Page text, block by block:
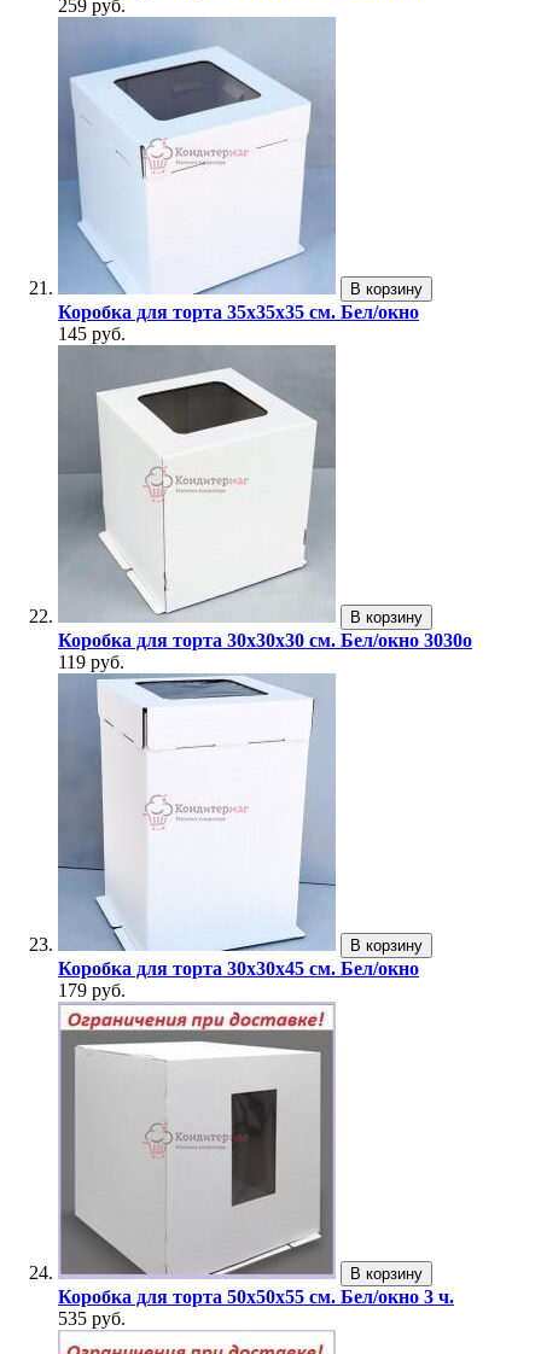
259 руб.
В корзину
Коробка для торта 35х35х35 см. Бел/окно
145 руб.
В корзину
Коробка для торта 30х30х30 см. Бел/окно 3030о
119 руб.
В корзину
Коробка для торта 30х30х45 см. Бел/окно
179 руб.
В корзину
Коробка для торта 50х50х55 см. Бел/окно 3 ч.
535 руб.